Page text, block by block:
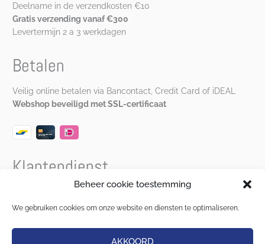
Beheer cookie toestemming
We gebruiken cookies om onze website en diensten te optimaliseren.
AKKOORD
Deelname in de verzendkosten €10
Gratis verzending vanaf €300
Levertermijn 2 a 3 werkdagen
Betalen
Veilig online betalen via Bancontact, Credit Card of iDEAL
Webshop beveiligd met SSL-certificaat
Klantendienst
Bereikbaar van maandag t.e.m. vrijdag van 9u30 – 12u00 en
van 13u00 – 17u00 via katrien@musineenplas.beof